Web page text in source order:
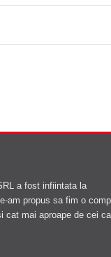
a fost infiintata la
am propus sa fim o
cat mai aproape de cei